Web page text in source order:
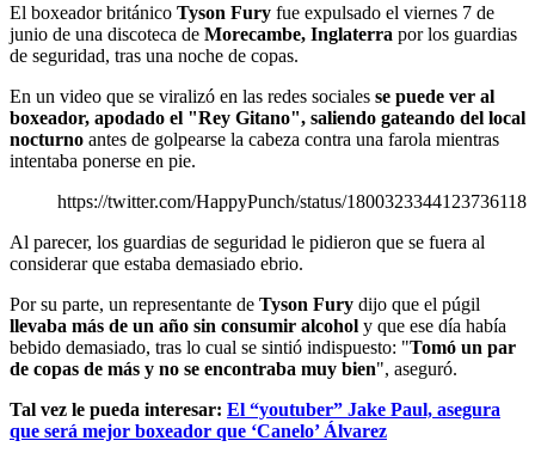
El boxeador británico Tyson Fury fue expulsado el viernes 7 de
junio de una discoteca de Morecambe, Inglaterra por los guardias
de seguridad, tras una noche de copas.
En un video que se viralizó en las redes sociales se puede ver al
boxeador, apodado el "Rey Gitano", saliendo gateando del local
nocturno antes de golpearse la cabeza contra una farola mientras
intentaba ponerse en pie.
https://twitter.com/HappyPunch/status/1800323344123736118
Al parecer, los guardias de seguridad le pidieron que se fuera al
considerar que estaba demasiado ebrio.
Por su parte, un representante de Tyson Fury dijo que el púgil
llevaba más de un año sin consumir alcohol y que ese día había
bebido demasiado, tras lo cual se sintió indispuesto: "Tomó un par
de copas de más y no se encontraba muy bien", aseguró.
Tal vez le pueda interesar: El “youtuber” Jake Paul, asegura
que será mejor boxeador que ‘Canelo’ Álvarez